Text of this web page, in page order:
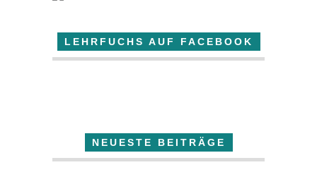
LEHRFUCHS AUF FACEBOOK
NEUESTE BEITRÄGE